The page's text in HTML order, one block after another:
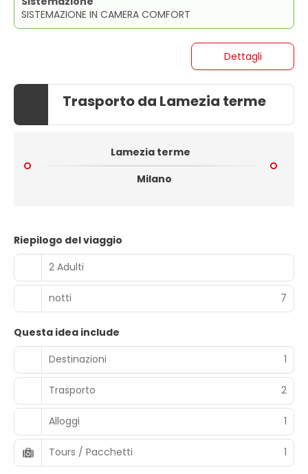
SISTEMAZIONE IN CAMERA COMFORT
Dettagli
Trasporto da Lamezia terme
Lamezia terme
Milano
Riepilogo del viaggio
2 Adulti
notti 7
Questa idea include
Destinazioni
1
Trasporto 2
Alloggi 1
Tours / Pacchetti 1